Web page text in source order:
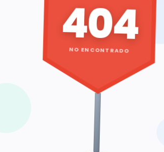
404
NO ENCONTRADO